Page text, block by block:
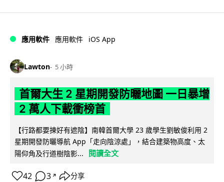
應用軟件 應用軟件 iOS App
Lawton 5 小時
首爾大生 2 星期開發防曬地圖 一日暴增
2 萬人下載衝榜首
【行路都要揀好有遮陰】南韓首爾大學 23 歲學生劉敏俊利用 2
星期開發防曬導航 App「走向陰涼處」，結合建築物高度、太
陽仰角及行道樹陰影...
閱讀全文
42 3 ↗ 分享